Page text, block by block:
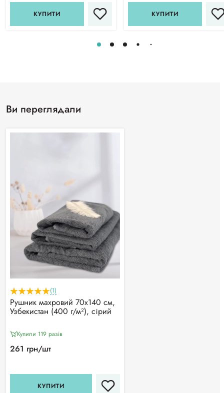
КУПИТИ КУПИТИ
Ви переглядали
(1)
Рушник махровий 70х140 см,
Узбекистан (400 г/м²), сірий
Купили 119 разiв
261 грн/шт
КУПИТИ